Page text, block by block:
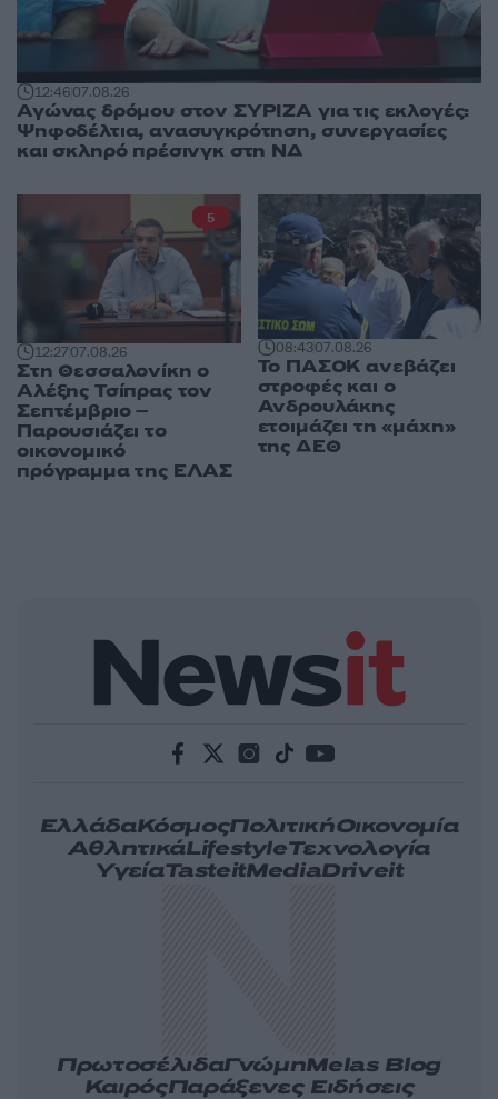
12:4607.08.26
Αγώνας δρόμου στον ΣΥΡΙΖΑ για τις εκλογές:
Ψηφοδέλτια, ανασυγκρότηση, συνεργασίες
και σκληρό πρέσινγκ στη ΝΔ
12:2707.08.26
Στη Θεσσαλονίκη ο
Αλέξης Τσίπρας τον
Σεπτέμβριο –
Παρουσιάζει το
οικονομικό
πρόγραμμα της ΕΛΑΣ
5
08:4307.08.26
Το ΠΑΣΟΚ ανεβάζει
στροφές και ο
Ανδρουλάκης
ετοιμάζει τη «μάχη»
της ΔΕΘ
ΕλλάδαΚόσμοςΠολιτικήΟικονομία
ΑθλητικάLifestyleΤεχνολογία
ΥγείαTasteitMediaDriveit
ΠρωτοσέλιδαΓνώμηMelas Blog
ΚαιρόςΠαράξενες Ειδήσεις